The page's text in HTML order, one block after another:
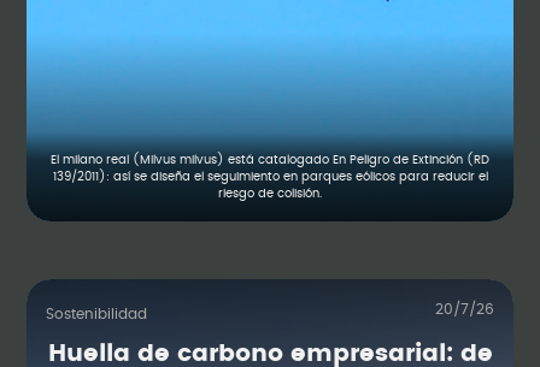
El milano real (Milvus milvus) está catalogado En Peligro de Extinción (RD
139/2011): así se diseña el seguimiento en parques eólicos para reducir el
riesgo de colisión.
Sostenibilidad 20/7/26
Huella de carbono empresarial: de